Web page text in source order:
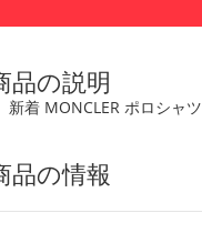
品の説明
新着 MONCLER ポロシャツ
品の情報